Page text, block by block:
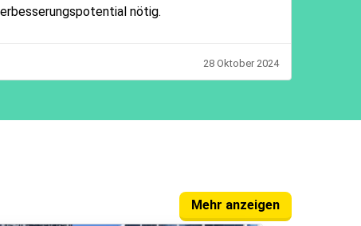
nötig.
28 Oktober 2024
Mehr anzeigen